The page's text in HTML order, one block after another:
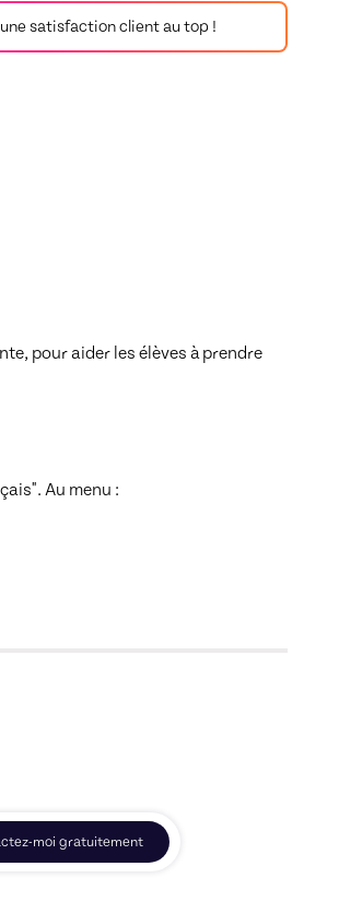
satisfaction client au top !
pour aider les élèves à prendre
Au menu :
moi gratuitement